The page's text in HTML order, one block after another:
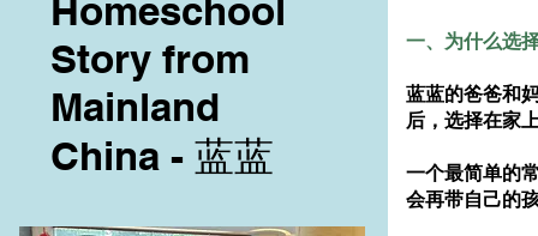
一、为什么选
蓝蓝的爸爸和
后，选择在家
一个最简单的
会再带自己的
Homeschool
Story from
Mainland
China - 蓝蓝